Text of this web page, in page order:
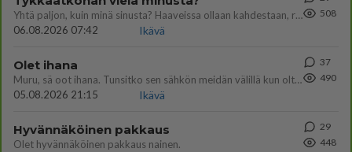
Yhtä paljon, kuin minä sinusta? Haaveissa ollaan kahdestaan, rauhassa ja lähennytään fyysisesti ja tutustutaan syvemmin
06.08.2026 07:42
Ikävä
508
Olet ihana
Muru, sä oot ihana. Tunsitko sen sähkön meidän välillä kun oltiin ihan låhekkäin? 👩‍❤️‍👩❤️😼😘
05.08.2026 21:15
Ikävä
37
490
Hyvännäköinen pakkaus
Olet hyvännäköinen pakkaus nainen.
29
448